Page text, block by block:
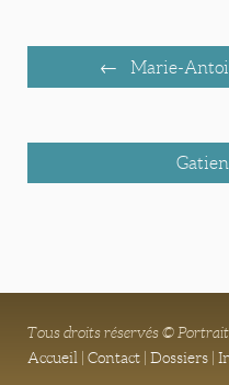
Marie-
Tous droits réservés ©
Accueil Contact Dossiers